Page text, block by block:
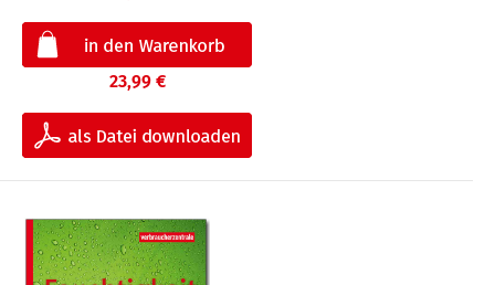
23,99 €